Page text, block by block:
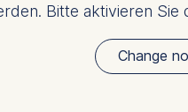
Bitte aktivieren Sie
Change
in this category are: